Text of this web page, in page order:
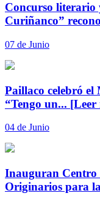
Concurso literario
Curiñanco”
07 de Junio
Paillaco celebró el
“Tengo un... [Leer
04 de Junio
Inauguran Centro
Originarios para